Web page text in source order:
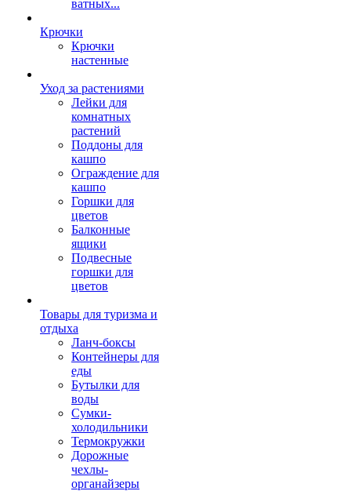
ватных...
Крючки
Крючки
настенные
Уход за растениями
Лейки для
комнатных
растений
Поддоны для
кашпо
Ограждение для
кашпо
Горшки для
цветов
Балконные
ящики
Подвесные
горшки для
цветов
Товары для туризма и
отдыха
Ланч-боксы
Контейнеры для
еды
Бутылки для
воды
Сумки-
холодильники
Термокружки
Дорожные
чехлы-
органайзеры